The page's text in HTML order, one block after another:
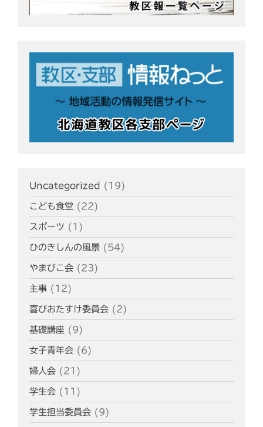
Uncategorized (19)
こども食堂 (22)
スポーツ (1)
ひのきしんの風景 (54)
やまびこ会 (23)
主事 (12)
喜びおたすけ委員会 (2)
基礎講座 (9)
女子青年会 (6)
婦人会 (21)
学生会 (11)
学生担当委員会 (9)